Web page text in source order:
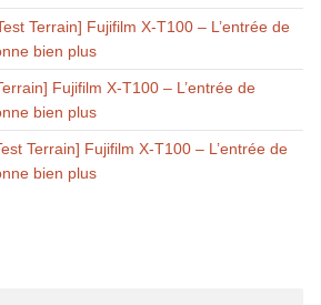
Terrain] Fujifilm X-T100 – L’entrée de
bien plus
Fujifilm X-T100 – L’entrée de
bien plus
Terrain] Fujifilm X-T100 – L’entrée de
bien plus